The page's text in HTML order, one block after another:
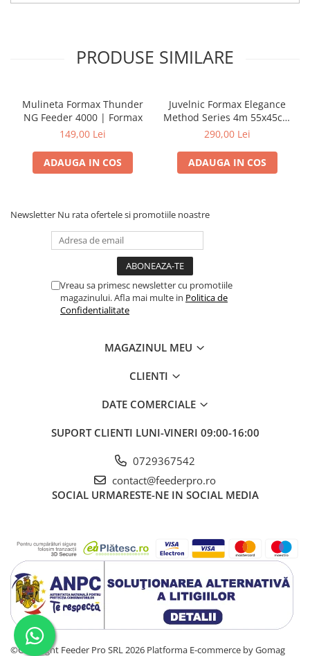
PRODUSE SIMILARE
Mulineta Formax Thunder
NG Feeder 4000 | Formax
149,00 Lei
ADAUGA IN COS
Juvelnic Formax Elegance
Method Series 4m 55x45cm
| Formax
290,00 Lei
ADAUGA IN COS
Newsletter Nu rata ofertele si promotiile noastre
Vreau sa primesc newsletter cu promotiile
magazinului. Afla mai multe in Politica de
Confidentialitate
MAGAZINUL MEU
CLIENTI
DATE COMERCIALE
SUPORT CLIENTI LUNI-VINERI 09:00-16:00
0729367542
contact@feederpro.ro
SOCIAL URMARESTE-NE IN SOCIAL MEDIA
©Copyright Feeder Pro SRL 2026 Platforma E-commerce by Gomag